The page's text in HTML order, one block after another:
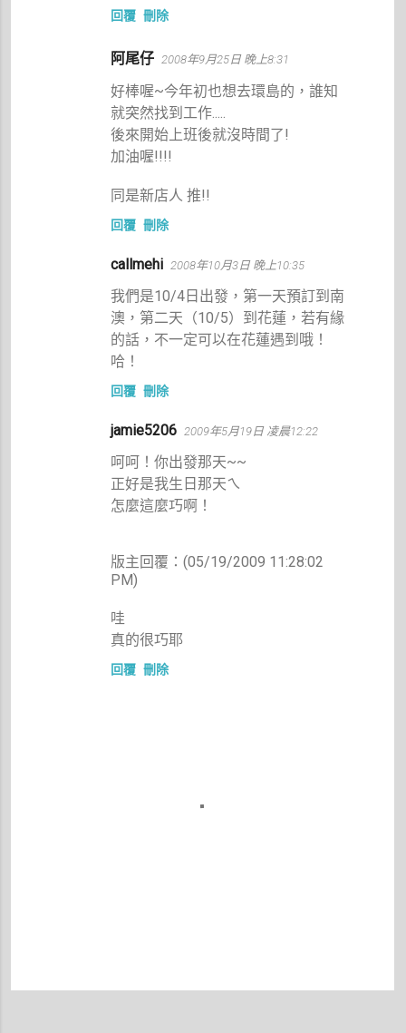
回覆 刪除
阿尾仔 2008年9月25日 晚上8:31
好棒喔~今年初也想去環島的，誰知
就突然找到工作.....
後來開始上班後就沒時間了!
加油喔!!!!
同是新店人 推!!
回覆 刪除
callmehi 2008年10月3日 晚上10:35
我們是10/4日出發，第一天預訂到南
澳，第二天（10/5）到花蓮，若有緣
的話，不一定可以在花蓮遇到哦！
哈！
回覆 刪除
jamie5206 2009年5月19日 凌晨12:22
呵呵！你出發那天~~
正好是我生日那天ㄟ
怎麼這麼巧啊！
版主回覆：(05/19/2009 11:28:02
PM)
哇
真的很巧耶
回覆 刪除